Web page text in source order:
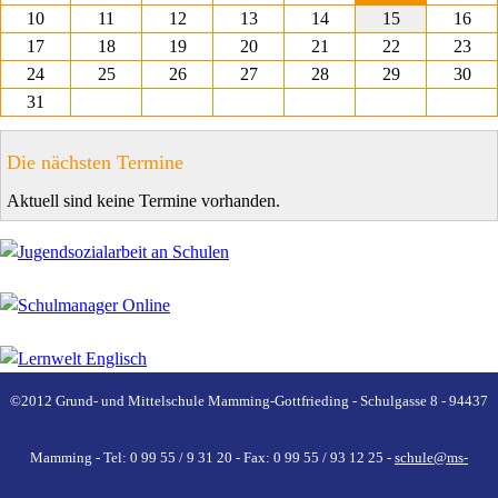
10
11 12 13 14 15
16
17
18 19 20 21 22
23
24
25 26 27 28 29
30
31
Die nächsten Termine
Aktuell sind keine Termine vorhanden.
©2012 Grund- und Mittelschule Mamming-Gottfrieding - Schulgasse 8 - 94437
Mamming - Tel: 0 99 55 / 9 31 20 - Fax: 0 99 55 / 93 12 25 - schule@ms-